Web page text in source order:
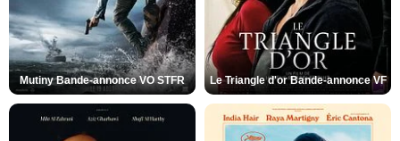
Mutiny Bande-annonce VO STFR Le Triangle d'or Bande-annonce VF